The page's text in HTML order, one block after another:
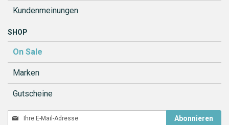
Kundenmeinungen
SHOP
On Sale
Marken
Gutscheine
Melden
Abonnieren